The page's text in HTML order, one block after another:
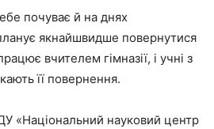
почуває й на днях
якнайшвидше повернутися
вчителем гімназії, і учні з
її повернення.
«Національний науковий центр